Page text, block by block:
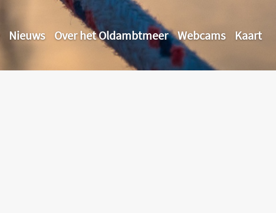
Nieuws Over het Oldambtmeer Webcams Kaart